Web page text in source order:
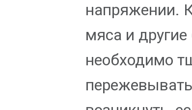
напряжении.
мяса и
необходимо